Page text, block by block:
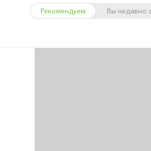
Рекомендуем Вы недавно